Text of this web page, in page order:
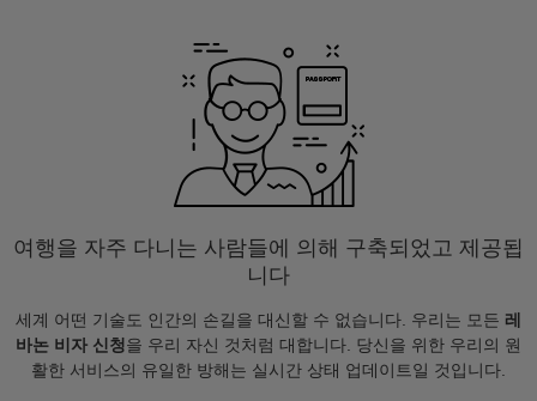
여행을 자주 다니는 사람들에 의해 구축되었고 제공됩
니다
세계 어떤 기술도 인간의 손길을 대신할 수 없습니다. 우리는 모든 레
바논 비자 신청을 우리 자신 것처럼 대합니다. 당신을 위한 우리의 원
활한 서비스의 유일한 방해는 실시간 상태 업데이트일 것입니다.